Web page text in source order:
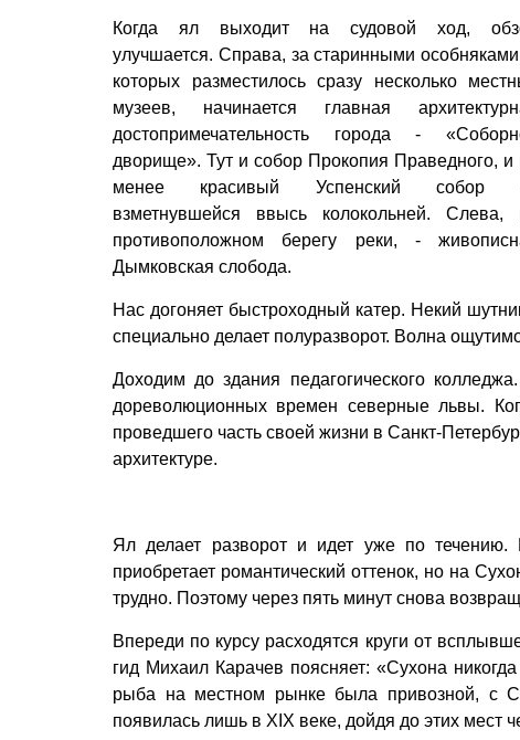
Когда ял выходит на судовой ход,
улучшается. Справа, за старинными
которых разместилось сразу несколько
музеев, начинается главная
достопримечательность города -
дворище». Тут и собор Прокопия Праведного, и
менее красивый Успенский собор
взметнувшейся ввысь колокольней. Слева,
противоположном берегу реки, -
Дымковская слобода.
Нас догоняет быстроходный катер. Некий
специально делает полуразворот. Волна
Доходим до здания педагогического
дореволюционных времен северные львы.
проведшего часть своей жизни в Санкт-
архитектуре.
Ял делает разворот и идет уже по течению.
приобретает романтический оттенок, но на
трудно. Поэтому через пять минут снова
Впереди по курсу расходятся круги от
гид Михаил Карачев поясняет: «Сухона
рыба на местном рынке была привозной, с
появилась лишь в XIX веке, дойдя до этих мест